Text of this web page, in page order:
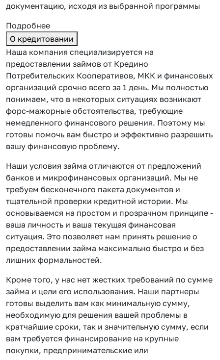
документацию, исходя из выбранной программы
Подробнее
О кредитовании
Наша компания специализируется на
предоставлении займов от Кредино
Потребительских Кооперативов, МКК и финансовых
организаций срочно всего за 1 день. Мы полностью
понимаем, что в некоторых ситуациях возникают
форс-мажорные обстоятельства, требующие
немедленного финансового решения. Поэтому мы
готовы помочь вам быстро и эффективно разрешить
вашу финансовую проблему.
Наши условия займа отличаются от предложений
банков и микрофинансовых организаций. Мы не
требуем бесконечного пакета документов и
тщательной проверки кредитной истории. Мы
основываемся на простом и прозрачном принципе -
ваша личность и ваша текущая финансовая
ситуация. Это позволяет нам принять решение о
предоставлении займа максимально быстро и без
лишних формальностей.
Кроме того, у нас нет жестких требований по сумме
займа и цели его использования. Наши партнеры
готовы выделить вам как минимальную сумму,
необходимую для решения вашей проблемы в
кратчайшие сроки, так и значительную сумму, если
вам требуется финансирование на крупные
покупки, предпринимательские или